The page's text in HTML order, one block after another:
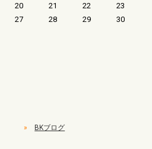
20 21 22
23
27 28 29
30
» BKブログ